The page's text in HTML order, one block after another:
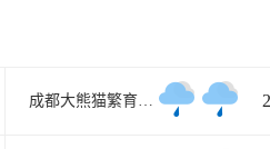
成都大熊猫繁育研究基地